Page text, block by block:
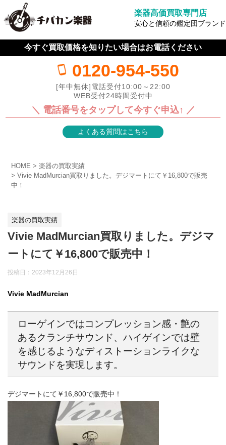
楽器高価買取専門店
安心と信頼の鑑定団ブランド
今すぐ買取価格を知りたい場合はお電話ください
0120-954-550
[年中無休]電話受付10:00～22:00
WEB受付24時間受付中
＼ 電話番号をタップして今すぐ申込↑ ／
よくある質問はこちら
HOME
楽器の買取実績
Vivie MadMurcian買取りました。デジマートにて￥16,800で販売
中！
楽器の買取実績
Vivie MadMurcian買取りました。デジマ
ートにて￥16,800で販売中！
投稿日：2023年12月26日
Vivie MadMurcian
ローゲインではコンプレッション感・艶の
あるクランチサウンド、ハイゲインでは壁
を感じるようなディストーションライクな
サウンドを実現します。
デジマートにて￥16,800で販売中！